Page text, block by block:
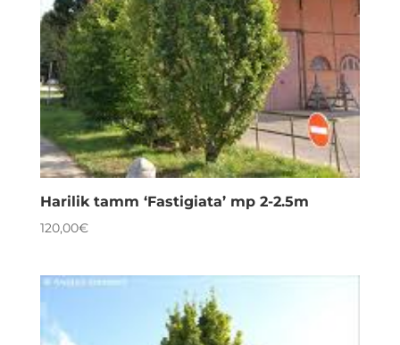
Harilik tamm ‘Fastigiata’ mp 2-2.5m
120,00€